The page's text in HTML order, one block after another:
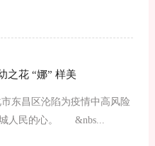
之花 “娜” 样美
昌区沦陷为疫情中高风险
城人民的心。 &nbs...